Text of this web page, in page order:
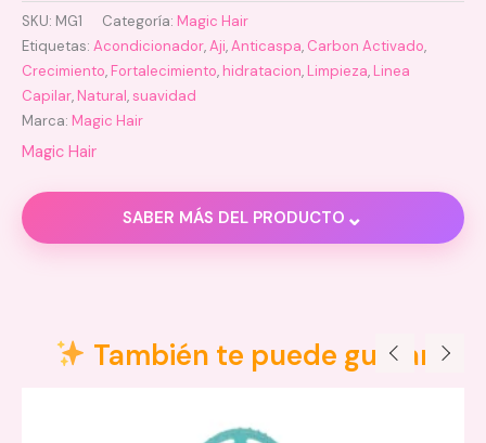
SKU: MG1 Categoría: Magic Hair
Etiquetas: Acondicionador,Aji,Anticaspa, Carbon Activado,
Crecimiento, Fortalecimiento, hidratacion, Limpieza, Linea
Capilar, Natural,suavidad
Marca: Magic Hair
Magic Hair
SABER MÁS DEL PRODUCTO ⌄
Valoraciones (0)También te puede gustar